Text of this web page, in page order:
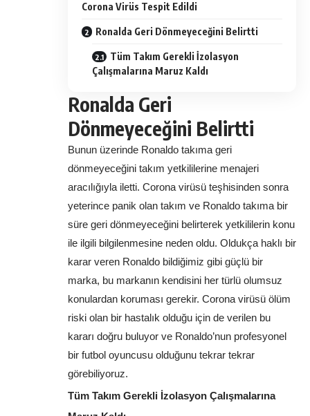
Corona Virüs Tespit Edildi
Ronalda Geri Dönmeyeceğini Belirtti
Tüm Takım Gerekli İzolasyon
Çalışmalarına Maruz Kaldı
Ronalda Geri
Dönmeyeceğini Belirtti
Bunun üzerinde Ronaldo takıma geri
dönmeyeceğini takım yetkililerine menajeri
aracılığıyla iletti. Corona virüsü teşhisinden sonra
yeterince panik olan takım ve Ronaldo takıma bir
süre geri dönmeyeceğini belirterek yetkililerin konu
ile ilgili bilgilenmesine neden oldu. Oldukça haklı bir
karar veren Ronaldo bildiğimiz gibi güçlü bir
marka, bu markanın kendisini her türlü olumsuz
konulardan koruması gerekir. Corona virüsü ölüm
riski olan bir hastalık olduğu için de verilen bu
kararı doğru buluyor ve Ronaldo’nun profesyonel
bir futbol oyuncusu olduğunu tekrar tekrar
görebiliyoruz.
Tüm Takım Gerekli İzolasyon Çalışmalarına